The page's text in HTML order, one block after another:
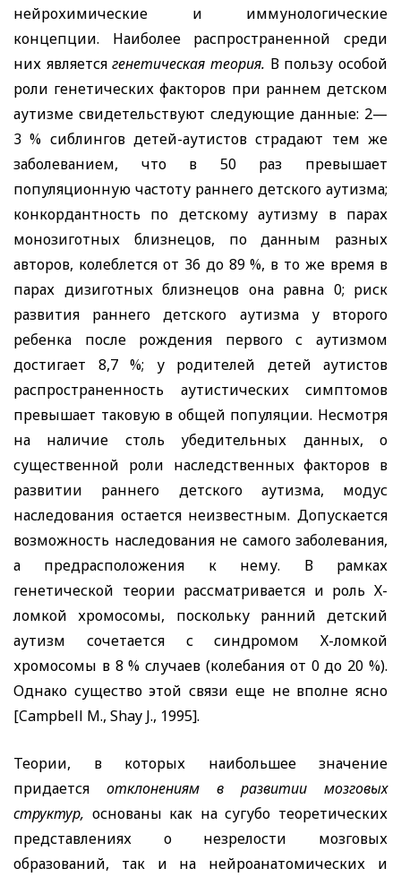
нейрохимические и иммунологические
концепции. Наиболее распространенной среди
них являетсягенетическая теория. В пользу особой
роли генетических факторов при раннем детском
аутизме свидетельствуют следующие данные: 2—
3 % сиблингов детей-аутистов страдают тем же
заболеванием, что в 50 раз превышает
популяционную частоту раннего детского аутизма;
конкордантность по детскому аутизму в парах
монозиготных близнецов, по данным разных
авторов, колеблется от 36 до 89 %, в то же время в
парах дизиготных близнецов она равна 0; риск
развития раннего детского аутизма у второго
ребенка после рождения первого с аутизмом
достигает 8,7 %; у родителей детей аутистов
распространенность аутистических симптомов
превышает таковую в общей популяции. Несмотря
на наличие столь убедительных данных, о
существенной роли наследственных факторов в
развитии раннего детского аутизма, модус
наследования остается неизвестным. Допускается
возможность наследования не самого заболевания,
а предрасположения к нему. В рамках
генетической теории рассматривается и роль Х-
ломкой хромосомы, поскольку ранний детский
аутизм сочетается с синдромом Х-ломкой
хромосомы в 8 % случаев (колебания от 0 до 20 %).
Однако существо этой связи еще не вполне ясно
[Campbell M., Shay J., 1995].
Теории, в которых наибольшее значение
придается отклонениям в развитии мозговых
структур, основаны как на сугубо теоретических
представлениях о незрелости мозговых
образований, так и на нейроанатомических и